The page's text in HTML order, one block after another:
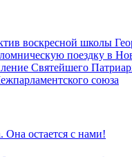
воскресной школы
поездку в
Святейшего
союза